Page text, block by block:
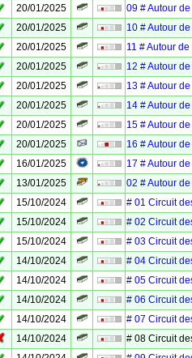
20/01/2025
09 # Autour
20/01/2025
10 # Autour
20/01/2025
11 # Autour
20/01/2025
12 # Autour
20/01/2025
13 # Autour
20/01/2025
14 # Autour
20/01/2025
15 # Autour
20/01/2025
16 # Autour
16/01/2025
17 # Autour
13/01/2025
02 # Autour
15/10/2024
# 01 Circuit
15/10/2024
# 02 Circuit
15/10/2024
# 03 Circuit
14/10/2024
# 04 Circuit
14/10/2024
# 05 Circuit
14/10/2024
# 06 Circuit
14/10/2024
# 07 Circuit
14/10/2024
# 08 Circuit